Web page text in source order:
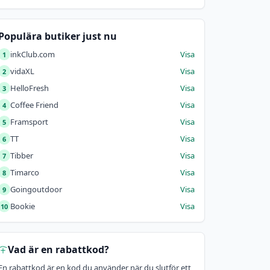
butiker just nu
1 inkClub.com Visa
2 vidaXL Visa
3 HelloFresh Visa
4 Coffee Friend Visa
5 Framsport Visa
6 TT Visa
7 Tibber Visa
8 Timarco Visa
9 Goingoutdoor Visa
10 Bookie Visa
Vad är en rabattkod?
rabattkod är en kod du använder när du slutför ett